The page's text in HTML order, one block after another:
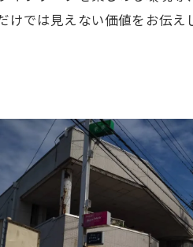
けでは見えない価値をお伝え